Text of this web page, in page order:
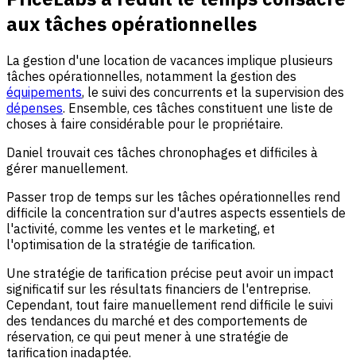
aux tâches opérationnelles
La gestion d'une location de vacances implique plusieurs
tâches opérationnelles, notamment la gestion des
équipements, le suivi des concurrents et la supervision des
dépenses. Ensemble, ces tâches constituent une liste de
choses à faire considérable pour le propriétaire.
Daniel trouvait ces tâches chronophages et difficiles à
gérer manuellement.
Passer trop de temps sur les tâches opérationnelles rend
difficile la concentration sur d'autres aspects essentiels de
l'activité, comme les ventes et le marketing, et
l'optimisation de la stratégie de tarification.
Une stratégie de tarification précise peut avoir un impact
significatif sur les résultats financiers de l'entreprise.
Cependant, tout faire manuellement rend difficile le suivi
des tendances du marché et des comportements de
réservation, ce qui peut mener à une stratégie de
tarification inadaptée.